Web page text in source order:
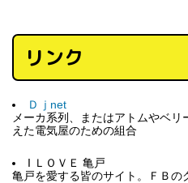
リンク
Ｄｊnet
メーカ系列、またはアトムやベ
えた電気屋のための組合
I ＬＯＶＥ 亀戸
亀戸を愛する皆のサイト。ＦＢの